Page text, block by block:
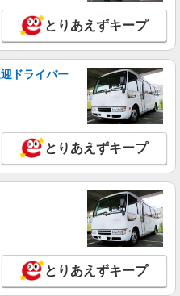
とりあえずキープ
ドライバー
とりあえずキープ
とりあえずキープ